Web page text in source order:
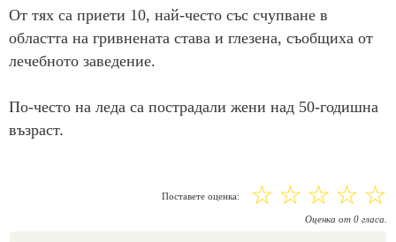
От тях са приети 10, най-често със счупване в
областта на гривнената става и глезена, съобщиха от
лечебното заведение.
По-често на леда са пострадали жени над 50-годишна
възраст.
Поставете оценка: ☆
☆
☆
☆
☆
Оценка от 0 гласа.